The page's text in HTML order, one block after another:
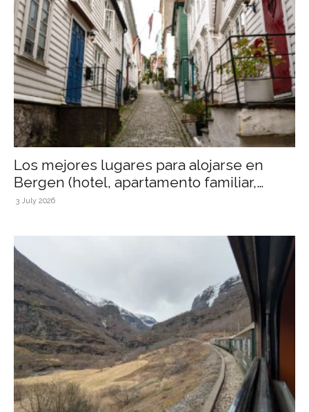
Los mejores lugares para alojarse en
Bergen (hotel, apartamento familiar,
hostal)
3 July 2026